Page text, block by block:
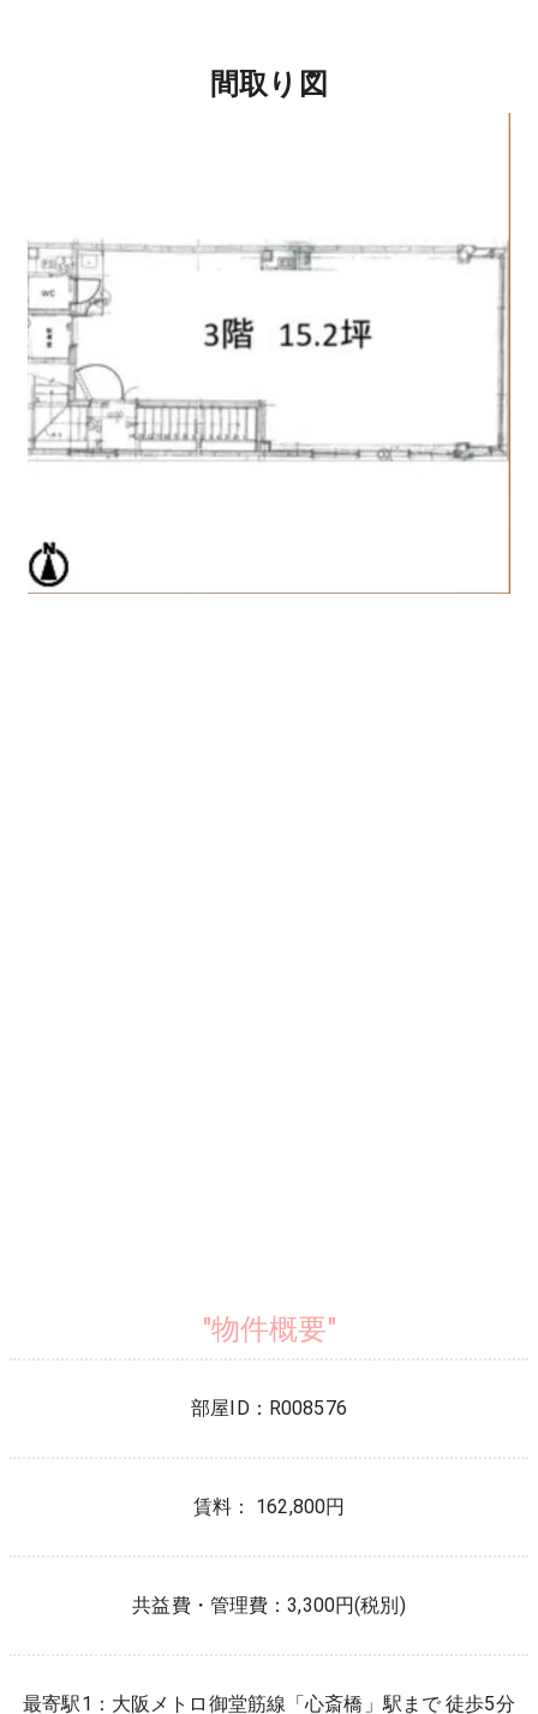
間取り図
"物件概要"
部屋ID： R008576
賃料： 162,800円
共益費・管理費：3,300円(税別)
最寄駅1： 大阪メトロ御堂筋線 「心斎橋 」駅まで 徒歩5分